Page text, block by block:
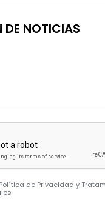
DE NOTICIAS
de Privacidad y